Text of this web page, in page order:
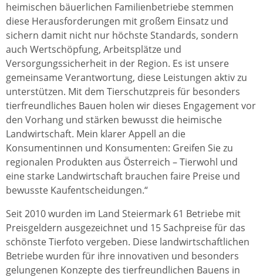
heimischen bäuerlichen Familienbetriebe stemmen
diese Herausforderungen mit großem Einsatz und
sichern damit nicht nur höchste Standards, sondern
auch Wertschöpfung, Arbeitsplätze und
Versorgungssicherheit in der Region. Es ist unsere
gemeinsame Verantwortung, diese Leistungen aktiv zu
unterstützen. Mit dem Tierschutzpreis für besonders
tierfreundliches Bauen holen wir dieses Engagement vor
den Vorhang und stärken bewusst die heimische
Landwirtschaft. Mein klarer Appell an die
Konsumentinnen und Konsumenten: Greifen Sie zu
regionalen Produkten aus Österreich – Tierwohl und
eine starke Landwirtschaft brauchen faire Preise und
bewusste Kaufentscheidungen.“
Seit 2010 wurden im Land Steiermark 61 Betriebe mit
Preisgeldern ausgezeichnet und 15 Sachpreise für das
schönste Tierfoto vergeben. Diese landwirtschaftlichen
Betriebe wurden für ihre innovativen und besonders
gelungenen Konzepte des tierfreundlichen Bauens in